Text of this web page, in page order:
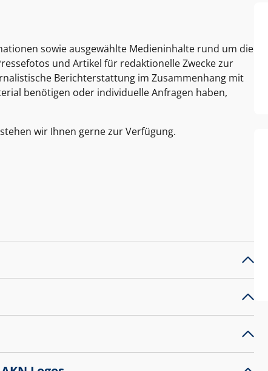
sowie ausgewählte Medieninhalte rund um die
und Artikel für redaktionelle Zwecke zur
Berichterstattung im Zusammenhang mit
benötigen oder individuelle Anfragen haben,
wir Ihnen gerne zur Verfügung.